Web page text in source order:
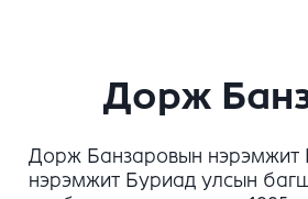
Дорж
Дорж Банзаровын нэрэмжит
нэрэмжит Буриад улсын